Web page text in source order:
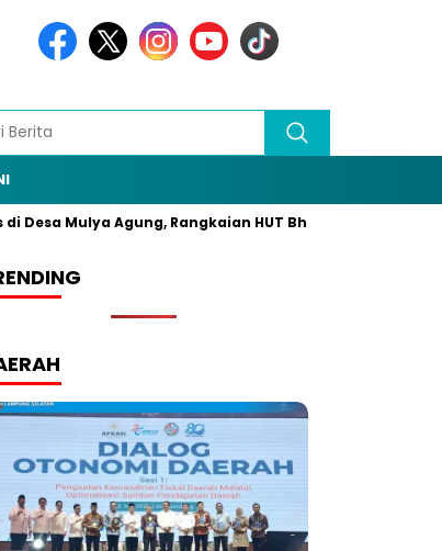
Desa Mulya Agung, Rangkaian HUT Bhayangkara ke-79/8